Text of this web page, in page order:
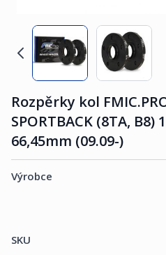
Rozpěrky kol
SPORTBACK (8TA, B8)
66,45mm (09.09-)
Výrobce
SKU